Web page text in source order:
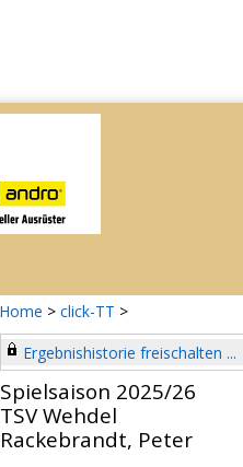
Home > click-TT >
Ergebnishistorie freischalten ...
Spielsaison 2025/26
TSV Wehdel
Rackebrandt, Peter